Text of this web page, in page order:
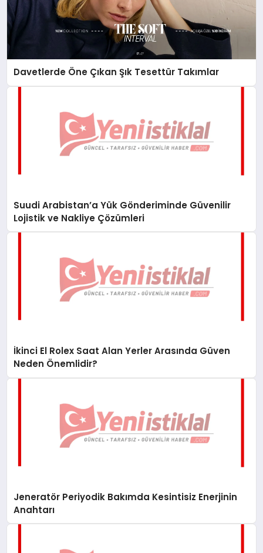
Davetlerde Öne Çıkan Şık Tesettür Takımlar
Suudi Arabistan’a Yük Gönderiminde Güvenilir
Lojistik ve Nakliye Çözümleri
İkinci El Rolex Saat Alan Yerler Arasında Güven
Neden Önemlidir?
Jeneratör Periyodik Bakımda Kesintisiz Enerjinin
Anahtarı